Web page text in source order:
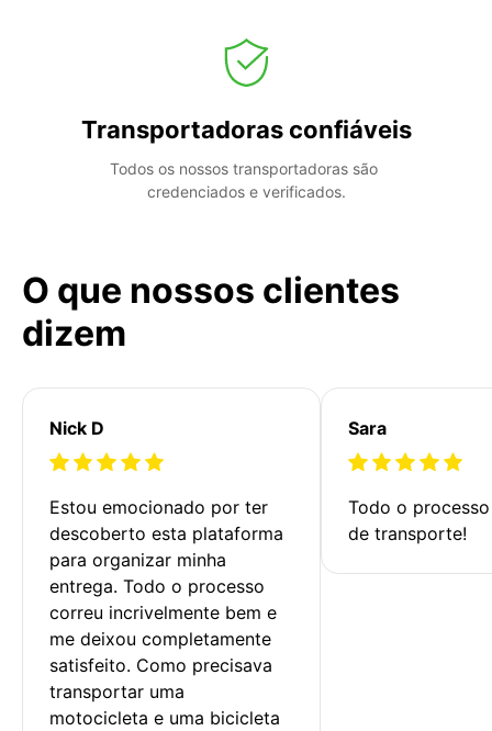
Transportadoras confiáveis
Todos os nossos transportadoras são
credenciados e verificados.
O que nossos clientes
dizem
Nick D
Estou emocionado por ter
descoberto esta plataforma
para organizar minha
entrega. Todo o processo
correu incrivelmente bem e
me deixou completamente
satisfeito. Como precisava
transportar uma
motocicleta e uma bicicleta
Sara
Todo o
de transporte!